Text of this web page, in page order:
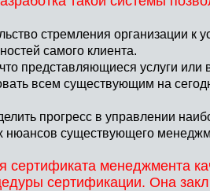
стремления организации
самого клиента.
представляющиеся услуги
всем существующим на
прогресс в управлении
нюансов существующего
сертификата менеджмента
сертификации. Она